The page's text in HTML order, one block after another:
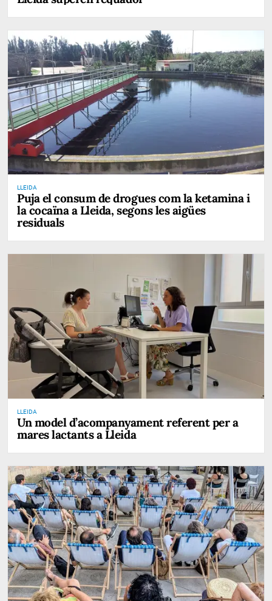
LLEIDA
Puja el consum de drogues com la ketamina i
la cocaïna a Lleida, segons les aigües
residuals
LLEIDA
Un model d’acompanyament referent per a
mares lactants a Lleida